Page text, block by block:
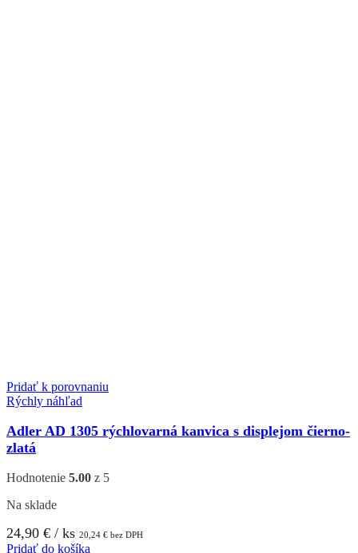
Pridať k porovnaniu
Rýchly náhľad
Adler AD 1305 rýchlovarná kanvica s displejom čierno-
zlatá
Hodnotenie 5.00 z 5
Na sklade
24,90 € / ks 20,24 € bez DPH
Pridať do košíka